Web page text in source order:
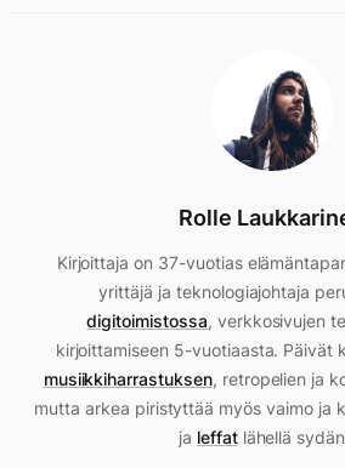
Rolle
Kirjoittaja on 37-vuotias
yrittäjä ja teknologiajohtaja
digitoimistossa, verkkosivujen
kirjoittamiseen 5-vuotiaasta. Päivät
musiikkiharrastuksen, retropelien ja
mutta arkea piristyttää myös vaimo ja
ja leffatlähellä